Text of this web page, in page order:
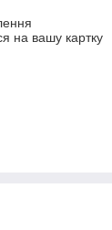
на вашу картку